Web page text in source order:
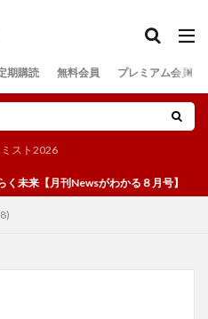
期購読 無料会員 プレミアム会員
スト2026
来【月刊Newsがわかる８月号】
索